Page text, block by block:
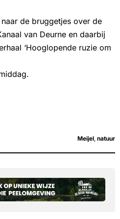
de bruggetjes over de
van Deurne en daarbij
‘Hooglopende ruzie om
Meijel natuur